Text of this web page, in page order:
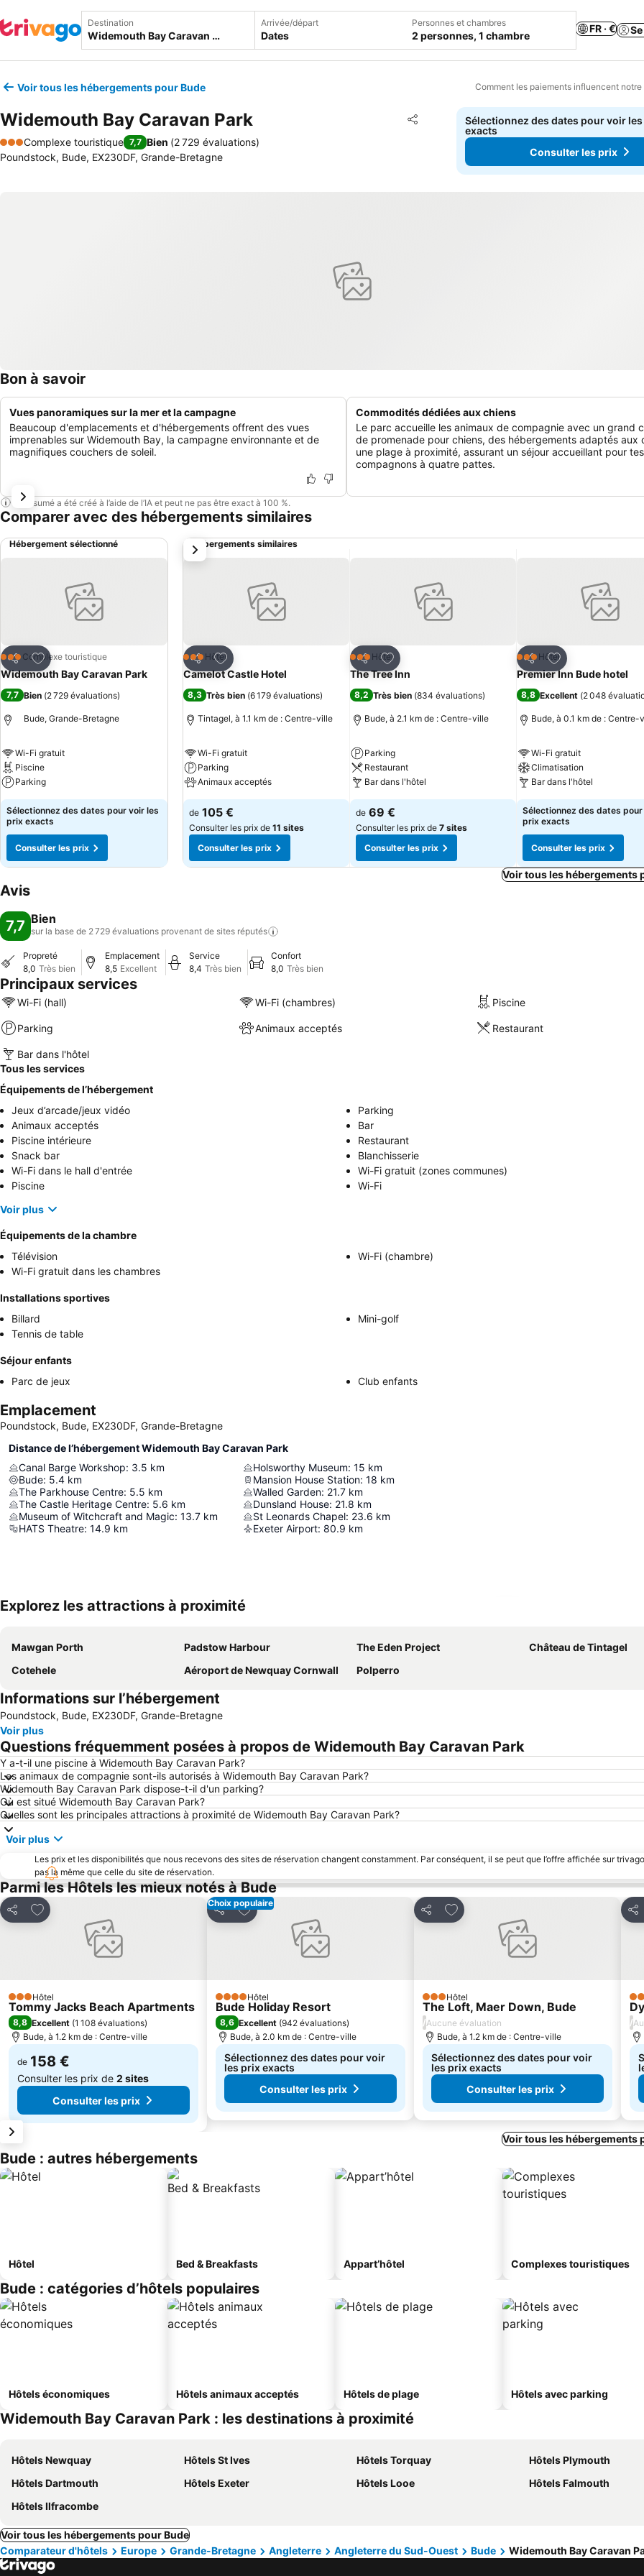
Destination Arrivée/départ
Dates
Personnes et chambres
2 personnes, 1 chambre
FR · €
Voir tous les hébergements pour Bude Comment les paiements influencent
Widemouth Bay Caravan Park Partager
Ajouter à mes favoris
3 Étoiles
Complexe touristique 7,7 Bien (2 729 évaluations)
Poundstock, Bude, EX230DF, Grande-Bretagne
Sélectionnez des dates pour voir
exacts
Consulter les prix
Bon à savoir
Vues panoramiques sur la mer et la campagne
Beaucoup d'emplacements et d'hébergements offrent des vues
imprenables sur Widemouth Bay, la campagne environnante et de
magnifiques couchers de soleil.
Commodités dédiées aux chiens
Le parc accueille les animaux de compagnie avec un grand
de promenade pour chiens, des hébergements adaptés aux
une plage à proximité, assurant un séjour accueillant pour tes
compagnons à quatre pattes.
Ce résumé a été créé à l’aide de l’IA et peut ne pas être exact à 100 %.
Comparer avec des hébergements similaires
Hébergement sélectionné
Partager
Ajouter à mes favoris
3 ÉtoilesComplexe touristique
Widemouth Bay Caravan Park
7,7 Bien (2 729 évaluations)
Bude, Grande-Bretagne
Wi-Fi gratuit
Piscine
Parking
Sélectionnez des dates pour voir les
prix exacts
Consulter les prix
Hébergements similaires
Partager
Ajouter à mes favoris
3 ÉtoilesHôtel
Camelot Castle Hotel
8,3 Très bien (6 179 évaluations)
Tintagel, à 1.1 km de : Centre-ville
Wi-Fi gratuit
Parking
Animaux acceptés
de 105 €
Consulter les prix de 11 sites
Consulter les prix
Partager
Ajouter à mes favoris
3 ÉtoilesHôtel
The Tree Inn
8,2 Très bien (834 évaluations)
Bude, à 2.1 km de : Centre-ville
Parking
Restaurant
Bar dans l'hôtel
de 69 €
Consulter les prix de 7 sites
Consulter les prix
Partager
Ajouter à mes
3 ÉtoilesHôtel
Premier Inn Bude hotel
8,8 Excellent (2 048
Bude, à 0.1 km de : Centre-
Wi-Fi gratuit
Climatisation
Bar dans l'hôtel
Sélectionnez des dates pour
prix exacts
Consulter les prix
suivant
Voir tous les hébergements
Avis
7,7 Bien
sur la base de 2 729 évaluations provenant de sites réputés
Propreté
8,0 Très bien
Emplacement
8,5 Excellent
Service
8,4 Très bien
Confort
8,0 Très bien
Principaux services
Wi-Fi (hall) Wi-Fi (chambres) Piscine
Parking Animaux acceptés Restaurant
Bar dans l'hôtel
Tous les services
Équipements de l’hébergement
Jeux d’arcade/jeux vidéo
Parking
Animaux acceptés
Bar
Piscine intérieure
Restaurant
Snack bar
Blanchisserie
Wi-Fi dans le hall d'entrée
Wi-Fi gratuit (zones communes)
Piscine
Wi-Fi
Voir plus
Équipements de la chambre
Télévision
Wi-Fi (chambre)
Wi-Fi gratuit dans les chambres
Installations sportives
Billard
Mini-golf
Tennis de table
Séjour enfants
Parc de jeux
Club enfants
Emplacement
Poundstock, Bude, EX230DF, Grande-Bretagne
Distance de l’hébergement Widemouth Bay Caravan Park
Canal Barge Workshop: 3.5 km
Bude: 5.4 km
The Parkhouse Centre: 5.5 km
The Castle Heritage Centre: 5.6 km
Museum of Witchcraft and Magic: 13.7 km
HATS Theatre: 14.9 km
Holsworthy Museum: 15 km
Mansion House Station: 18 km
Walled Garden: 21.7 km
Dunsland House: 21.8 km
St Leonards Chapel: 23.6 km
Exeter Airport: 80.9 km
Explorez les attractions à proximité
Mawgan Porth Padstow Harbour The Eden Project
Château de Tintagel
Cotehele
Aéroport de Newquay Cornwall Polperro
Informations sur l’hébergement
Poundstock, Bude, EX230DF, Grande-Bretagne
Voir plus
Questions fréquemment posées à propos de Widemouth Bay Caravan Park
Y a-t-il une piscine à Widemouth Bay Caravan Park?
Les animaux de compagnie sont-ils autorisés à Widemouth Bay Caravan Park?
Widemouth Bay Caravan Park dispose-t-il d'un parking?
Où est situé Widemouth Bay Caravan Park?
Quelles sont les principales attractions à proximité de Widemouth Bay Caravan Park?
Voir plus
Les prix et les disponibilités que nous recevons des sites de réservation changent constamment. Par conséquent, il se peut que l’offre affichée sur
pas la même que celle du site de réservation.
Parmi les Hôtels les mieux notés à Bude
Partager
Ajouter à mes favoris
3 Étoiles
Hôtel
Tommy Jacks Beach Apartments
8,8 Excellent (1 108 évaluations)
Bude, à 1.2 km de : Centre-ville
de 158 €
Consulter les prix de 2 sites
Consulter les prix
Choix populaire
Partager
Ajouter à mes favoris
4 ÉtoilesHôtel
Bude Holiday Resort
8,6 Excellent (942 évaluations)
Bude, à 2.0 km de : Centre-ville
Sélectionnez des dates pour voir
les prix exacts
Consulter les prix
Partager
Ajouter à mes favoris
3 Étoiles
Hôtel
The Loft, Maer Down, Bude
/Aucune évaluation
Bude, à 1.2 km de : Centre-ville
Sélectionnez des dates pour voir
les prix exacts
Consulter les prix
4
/
Voir tous les hébergements
Bude : autres hébergements
Hôtel Bed & Breakfasts Appart’hôtel Complexes touristiques
Bude : catégories d’hôtels populaires
Hôtels économiques Hôtels animaux acceptés Hôtels de plage Hôtels avec parking
Widemouth Bay Caravan Park : les destinations à proximité
Hôtels Newquay Hôtels St Ives Hôtels Torquay
Hôtels Plymouth
Hôtels Dartmouth
Hôtels Exeter Hôtels Looe
Hôtels Falmouth
Hôtels Ilfracombe
Voir tous les hébergements pour Bude
Comparateur d'hôtels
Europe Grande-Bretagne Angleterre Angleterre du Sud-Ouest Bude Widemouth Bay Caravan